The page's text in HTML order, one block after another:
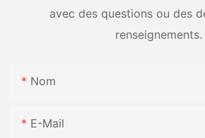
avec des questions ou des
renseignements.
Nom
E-Mail